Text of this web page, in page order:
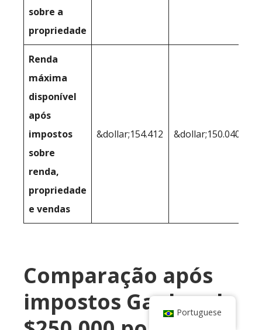
sobre a
propriedade
Renda
máxima
disponível
após
impostos
sobre
renda,
propriedade
e vendas
&dollar;154.412 &dollar;150.040
Comparação após
impostos Ganhando
Portuguese